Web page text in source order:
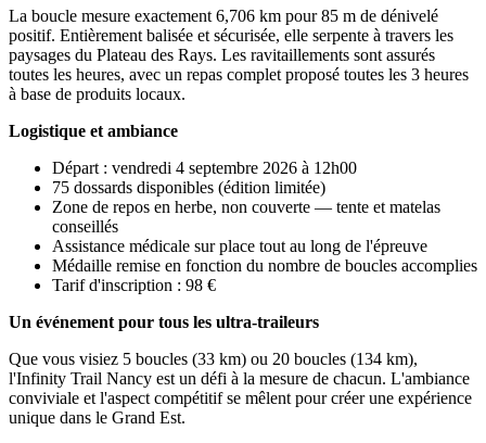
La boucle mesure exactement 6,706 km pour 85 m de dénivelé
positif. Entièrement balisée et sécurisée, elle serpente à travers les
paysages du Plateau des Rays. Les ravitaillements sont assurés
toutes les heures, avec un repas complet proposé toutes les 3 heures
à base de produits locaux.
Logistique et ambiance
Départ : vendredi 4 septembre 2026 à 12h00
75 dossards disponibles (édition limitée)
Zone de repos en herbe, non couverte — tente et matelas
conseillés
Assistance médicale sur place tout au long de l'épreuve
Médaille remise en fonction du nombre de boucles accomplies
Tarif d'inscription : 98 €
Un événement pour tous les ultra-traileurs
Que vous visiez 5 boucles (33 km) ou 20 boucles (134 km),
l'Infinity Trail Nancy est un défi à la mesure de chacun. L'ambiance
conviviale et l'aspect compétitif se mêlent pour créer une expérience
unique dans le Grand Est.